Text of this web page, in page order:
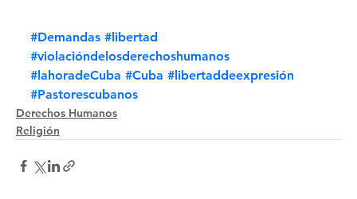
#Demandas #libertad
#violacióndelosderechoshumanos
#lahoradeCuba #Cuba #libertaddeexpresión
#Pastorescubanos
Derechos Humanos
Religión